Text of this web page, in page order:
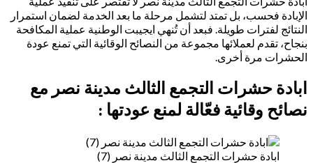
الإبادة فحسب، بل تمتد لتشمل مرحلة ما بعد الخدمة لضمان استمرار
النتائج لفترات طويلة. فبعد أن تُنهي ايجيبت الوطنية عملية المكافحة
بنجاح، تقدم لعملائها مجموعة من النصائح الوقائية التي تمنع عودة
الحشرات مرة أخرى.
ابادة حشرات التجمع الثالث مدينة نصر مع
نصائح وقائية فعّالة لمنع عودتها :
ابادة حشرات التجمع الثالث مدينة نصر (7)